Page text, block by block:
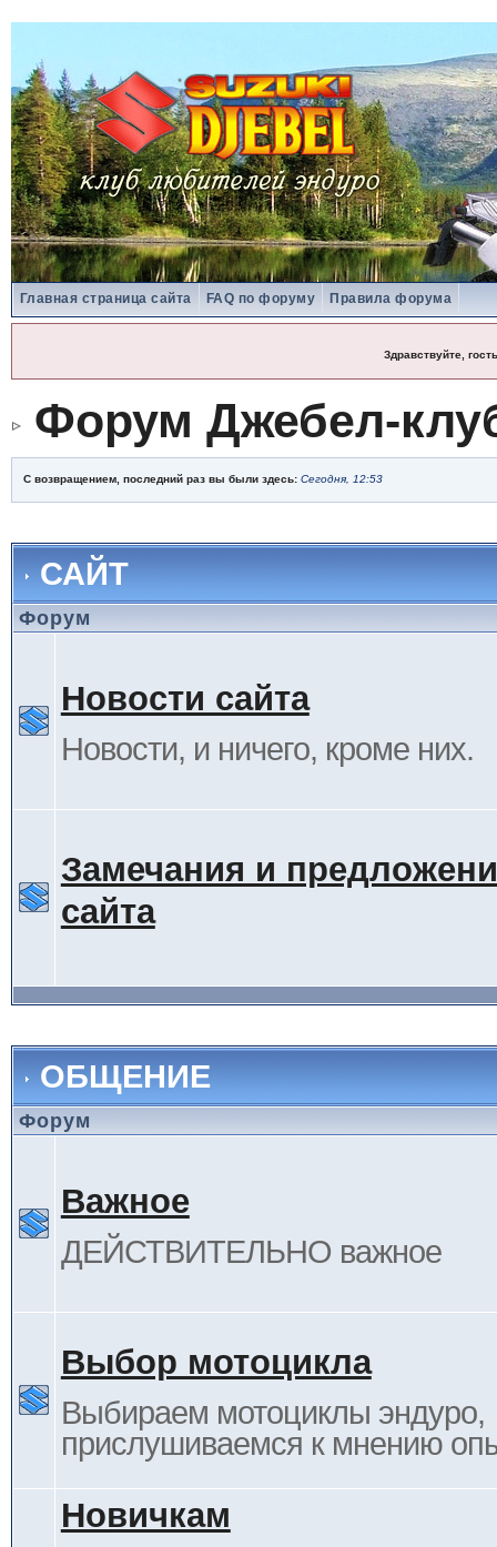
Главная страница сайта FAQ по форуму Правила форума
Здравствуйте, гость
Форум Джебел-
С возвращением, последний раз вы были здесь: Сегодня, 12:53
САЙТ
Форум
Новости сайта
Новости, и ничего, кроме них.
Замечания и
сайта
ОБЩЕНИЕ
Форум
Важное
ДЕЙСТВИТЕЛЬНО важное
Выбор мотоцикла
Выбираем мотоциклы эндуро,
прислушиваемся к мнению
Новичкам